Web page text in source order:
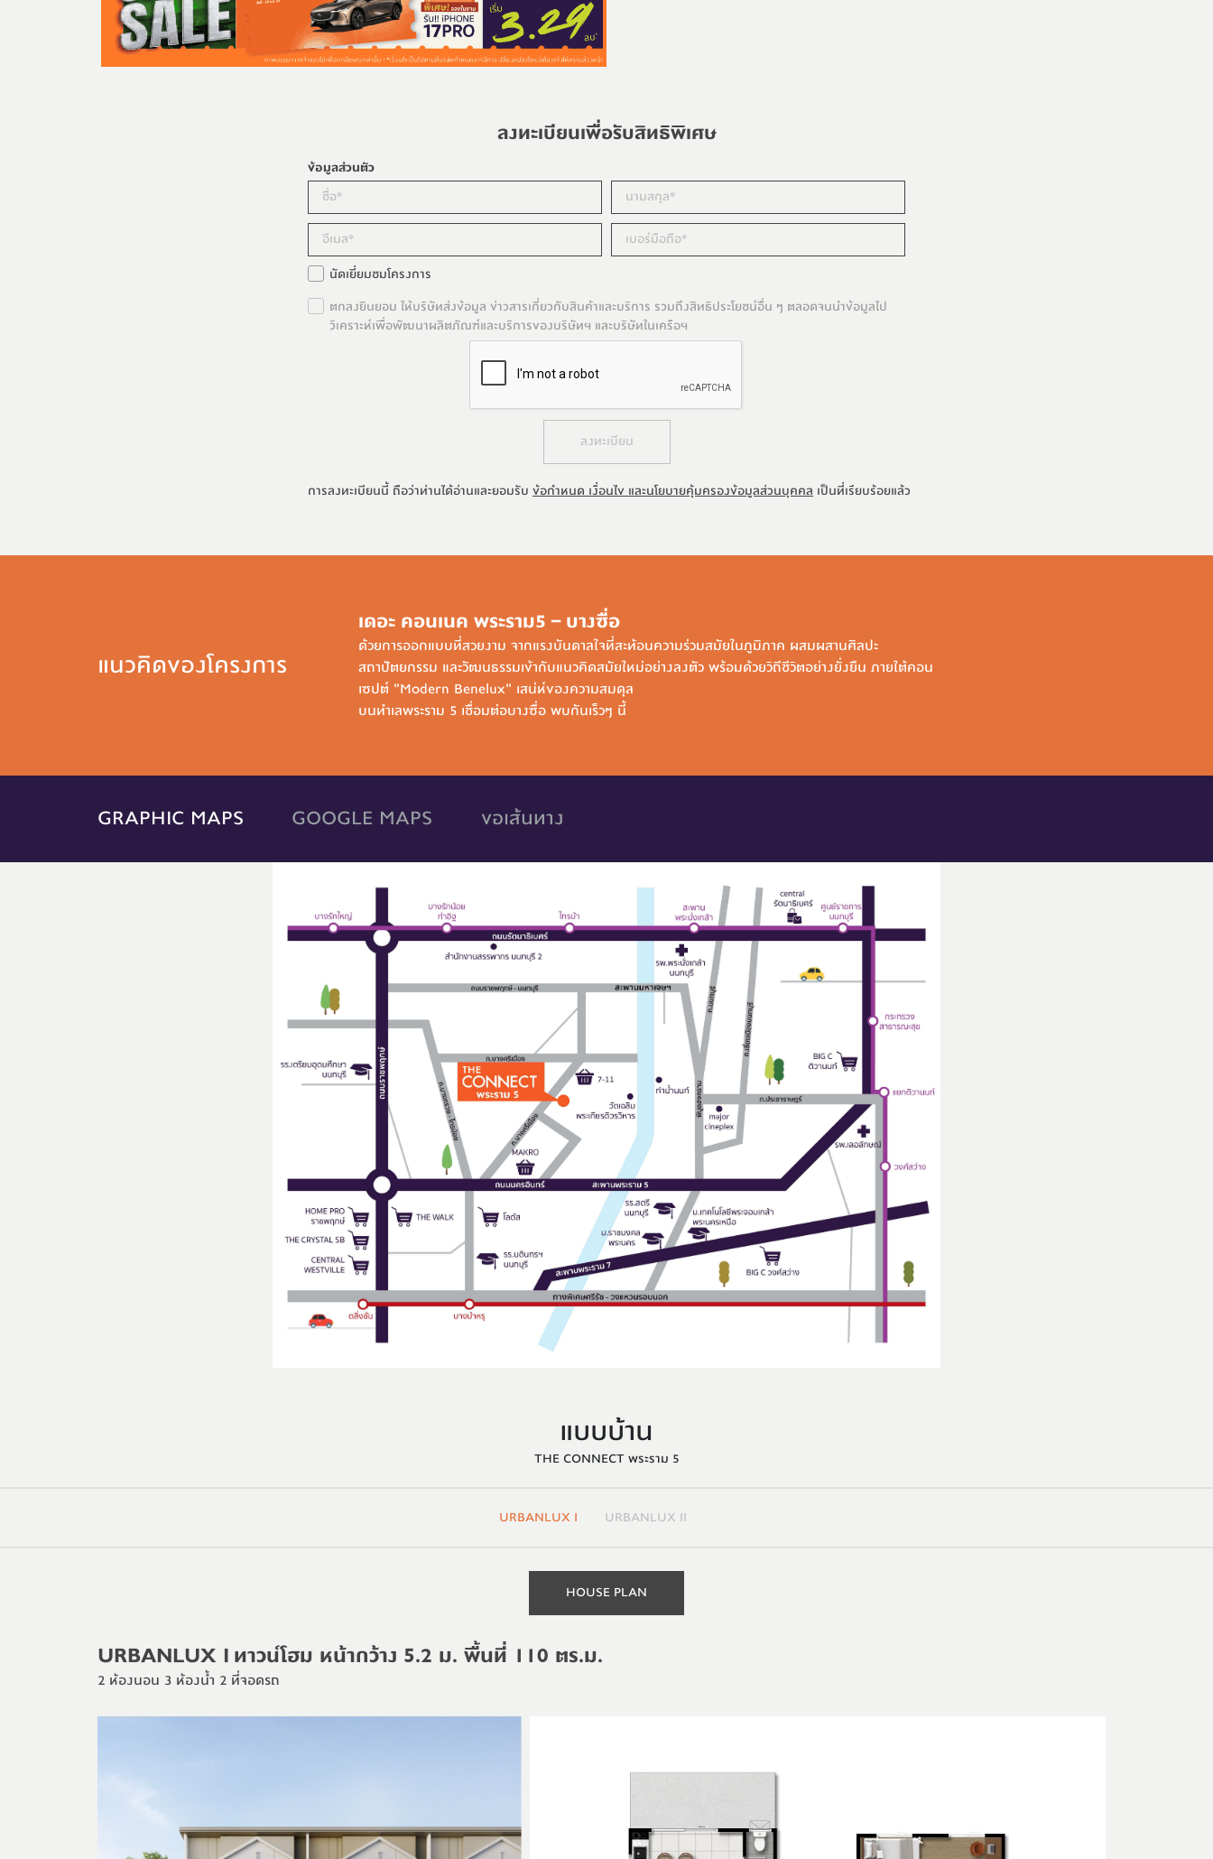
ลงทะเบียนเพื่อรับสิทธิพิเศษ
ข้อมูลส่วนตัว
นัดเยี่ยมชมโครงการ
ตกลงยินยอม ให้บริษัทส่งข้อมูล ข่าวสารเกี่ยวกับสินค้าและบริการ รวมถึงสิทธิประโยชน์อื่น ๆ ตลอดจนนำข้อมูลไป
วิเคราะห์เพื่อพัฒนาผลิตภัณฑ์และบริการของบริษัทฯ และบริษัทในเครือฯ
ลงทะเบียน
การลงทะเบียนนี้ ถือว่าท่านได้อ่านและยอมรับ ข้อกำหนด เงื่อนไข และนโยบายคุ้มครองข้อมูลส่วนบุคคล เป็นที่เรียบร้อยแล้ว
แนวคิดของโครงการ
เดอะ คอนเนค พระราม5 – บางซื่อ
ด้วยการออกแบบที่สวยงาม จากแรงบันดาลใจที่สะท้อนความร่วมสมัยในภูมิภาค ผสมผสานศิลปะ
สถาปัตยกรรม และวัฒนธรรมเข้ากับแนวคิดสมัยใหม่อย่างลงตัว พร้อมด้วยวิถีชีวิตอย่างยั่งยืน ภายใต้คอน
เซปต์ "Modern Benelux" เสน่ห์ของความสมดุล
บนทำเลพระราม 5 เชื่อมต่อบางซื่อ พบกันเร็วๆ นี้
GRAPHIC MAPS GOOGLE MAPS ขอเส้นทาง
แบบบ้าน
THE CONNECT พระราม 5
URBANLUX I URBANLUX II
HOUSE PLAN
URBANLUX I ทาวน์โฮม หน้ากว้าง 5.2 ม. พื้นที่ 110 ตร.ม.
2 ห้องนอน 3 ห้องนํ้า 2 ที่จอดรถ